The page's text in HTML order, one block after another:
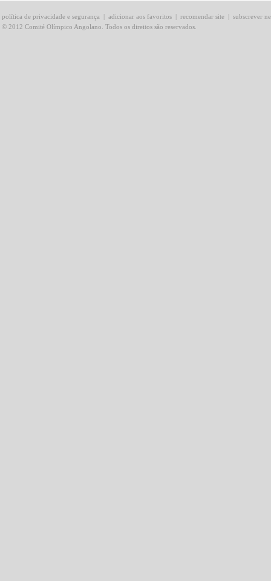
política de privacidade e segurança | adicionar aos favoritos | recomendar site | subscrever
© 2012 Comité Olímpico Angolano. Todos os direitos são reservados.